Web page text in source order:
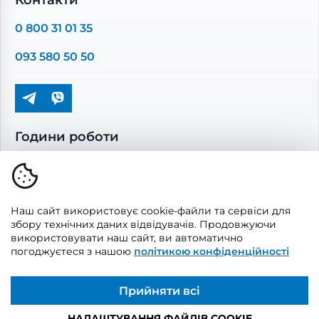
Дверцята ревізійні
0 800 31 01 35
093 580 50 50
Години роботи
Сб-Нд: вихідні
Наш сайт використовує cookie-файли та сервіси для
збору технічних даних відвідувачів. Продовжуючи
використовувати наш сайт, ви автоматично
погоджуєтеся з нашою політикою конфіденційності
Прийняти всі